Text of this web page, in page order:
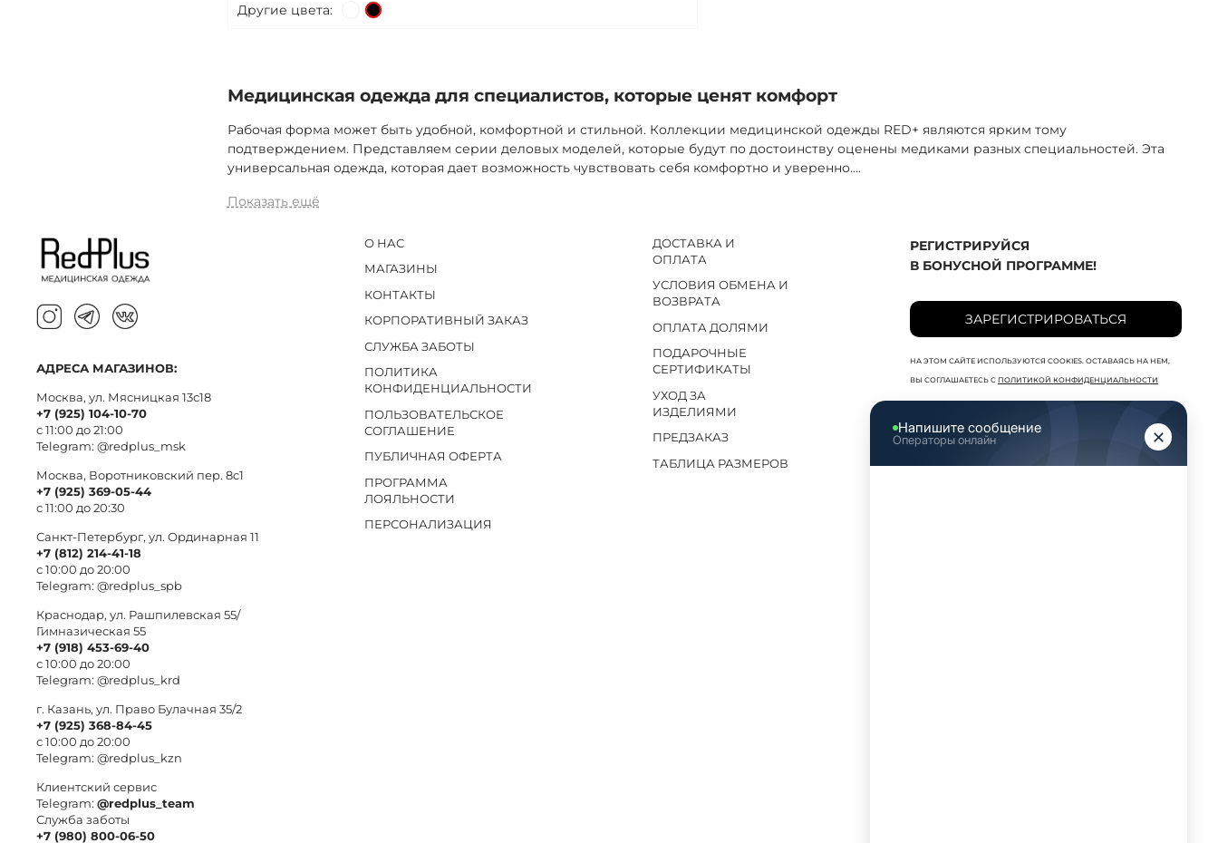
Другие цвета:
Медицинская одежда для специалистов, которые ценят комфорт
Рабочая форма может быть удобной, комфортной и стильной. Коллекции медицинской одежды RED+ являются ярким тому
подтверждением. Представляем серии деловых моделей, которые будут по достоинству оценены медиками разных специальностей. Эта
универсальная одежда, которая дает возможность чувствовать себя комфортно и уверенно....
Показать ещё
О НАС
МАГАЗИНЫ
КОНТАКТЫ
КОРПОРАТИВНЫЙ ЗАКАЗ
СЛУЖБА ЗАБОТЫ
ПОЛИТИКА
КОНФИДЕНЦИАЛЬНОСТИ
ПОЛЬЗОВАТЕЛЬСКОЕ
СОГЛАШЕНИЕ
ПУБЛИЧНАЯ ОФЕРТА
ПРОГРАММА
ЛОЯЛЬНОСТИ
ПЕРСОНАЛИЗАЦИЯ
ДОСТАВКА И
ОПЛАТА
УСЛОВИЯ ОБМЕНА И
ВОЗВРАТА
ОПЛАТА ДОЛЯМИ
ПОДАРОЧНЫЕ
СЕРТИФИКАТЫ
УХОД ЗА
ИЗДЕЛИЯМИ
ПРЕДЗАКАЗ
ТАБЛИЦА РАЗМЕРОВ
РЕГИСТРИРУЙСЯ
В БОНУСНОЙ ПРОГРАММЕ!
ЗАРЕГИСТРИРОВАТЬСЯ
НА ЭТОМ САЙТЕ ИСПОЛЬЗУЮТСЯ COOKIES. ОСТАВАЯСЬ НА НЕМ,
ВЫ СОГЛАШАЕТЕСЬ С ПОЛИТИКОЙ КОНФИДЕНЦИАЛЬНОСТИ
АДРЕСА МАГАЗИНОВ:
Москва, ул. Мясницкая 13с18
+7 (925) 104-10-70
с 11:00 до 21:00
Telegram: @redplus_msk
Москва, Воротниковский пер. 8c1
+7 (925) 369-05-44
с 11:00 до 20:30
Санкт-Петербург, ул. Ординарная 11
+7 (812) 214-41-18
с 10:00 до 20:00
Telegram: @redplus_spb
Краснодар, ул. Рашпилевская 55/
Гимназическая 55
+7 (918) 453-69-40
с 10:00 до 20:00
Telegram: @redplus_krd
г. Казань, ул. Право Булачная 35/2
+7 (925) 368-84-45
с 10:00 до 20:00
Telegram: @redplus_kzn
Клиентский сервис
Telegram: @redplus_team
Служба заботы
+7 (980) 800-06-50